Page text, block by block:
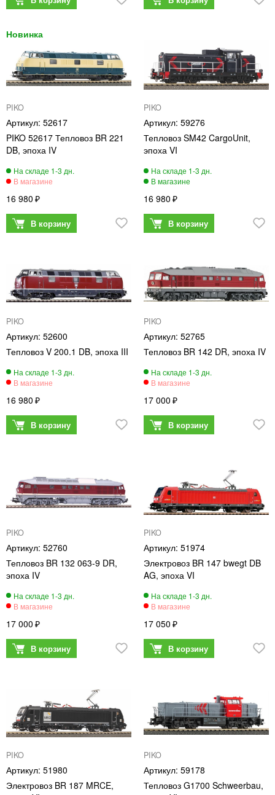
PIKO
52617
PIKO 52617 Тепловоз BR 221
DB, эпоха IV
16 980
PIKO
59276
Тепловоз SM42 CargoUnit,
эпоха VI
16 980
PIKO
52600
Тепловоз V 200.1 DB, эпоха III
16 980
PIKO
52765
Тепловоз BR 142 DR, эпоха IV
17 000
PIKO
52760
Тепловоз BR 132 063-9 DR,
эпоха IV
17 000
PIKO
51974
Электровоз BR 147 bwegt DB
AG, эпоха VI
17 050
PIKO
51980
Электровоз BR 187 MRCE,
PIKO
59178
Тепловоз G1700 Schweerbau,